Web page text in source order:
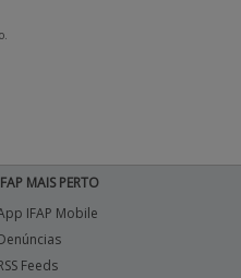
MAIS PERTO
IFAP Mobile
Feeds